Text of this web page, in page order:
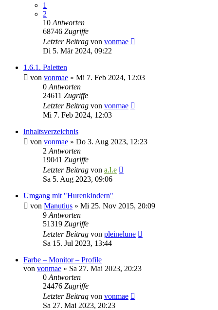
1
2
10 Antworten
68746 Zugriffe
Letzter Beitrag von vonmae
Di 5. Mär 2024, 09:22
1.6.1. Paletten
von vonmae » Mi 7. Feb 2024, 12:03
0 Antworten
24611 Zugriffe
Letzter Beitrag von vonmae
Mi 7. Feb 2024, 12:03
Inhaltsverzeichnis
von vonmae » Do 3. Aug 2023, 12:23
2 Antworten
19041 Zugriffe
Letzter Beitrag von a.l.e
Sa 5. Aug 2023, 09:06
Umgang mit "Hurenkindern"
von Manutius » Mi 25. Nov 2015, 20:09
9 Antworten
51319 Zugriffe
Letzter Beitrag von pleinelune
Sa 15. Jul 2023, 13:44
Farbe – Monitor – Profile
von vonmae » Sa 27. Mai 2023, 20:23
0 Antworten
24476 Zugriffe
Letzter Beitrag von vonmae
Sa 27. Mai 2023, 20:23